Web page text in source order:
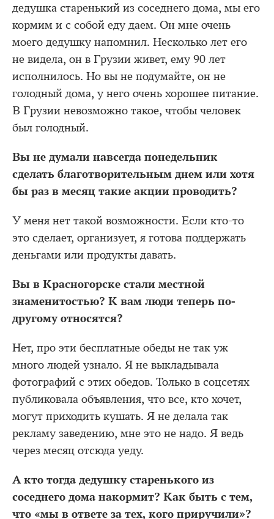
дедушка старенький из соседнего дома, мы его
кормим и с собой еду даем. Он мне очень
моего дедушку напомнил. Несколько лет его
не видела, он в Грузии живет, ему 90 лет
исполнилось. Но вы не подумайте, он не
голодный дома, у него очень хорошее питание.
В Грузии невозможно такое, чтобы человек
был голодный.
Вы не думали навсегда понедельник
сделать благотворительным днем или хотя
бы раз в месяц такие акции проводить?
У меня нет такой возможности. Если кто-то
это сделает, организует, я готова поддержать
деньгами или продукты давать.
Вы в Красногорске стали местной
знаменитостью? К вам люди теперь по-
другому относятся?
Нет, про эти бесплатные обеды не так уж
много людей узнало. Я не выкладывала
фотографий с этих обедов. Только в соцсетях
публиковала объявления, что все, кто хочет,
могут приходить кушать. Я не делала так
рекламу заведению, мне это не надо. Я ведь
через месяц отсюда уеду.
А кто тогда дедушку старенького из
соседнего дома накормит? Как быть с тем,
что «мы в ответе за тех, кого приручили»?